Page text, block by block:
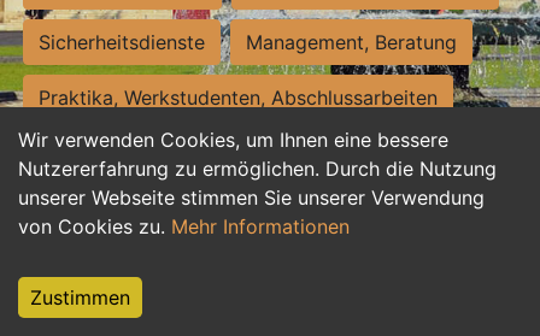
Wir verwenden Cookies, um Ihnen eine bessere
Nutzererfahrung zu ermöglichen. Durch die Nutzung
unserer Webseite stimmen Sie unserer Verwendung
von Cookies zu. Mehr Informationen
Zustimmen
Sicherheitsdienste Management, Beratung
Praktika, Werkstudenten, Abschlussarbeiten
Personalwesen Assistenz, Sekretariat
Hilfskräfte, Aushilfs- und Nebenjobs
Weiterbildung, Studium, duale Ausbildung